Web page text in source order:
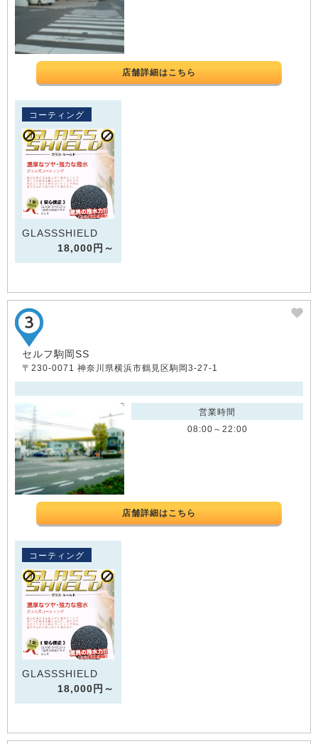
店舗詳細はこちら
コーティング
GLASSSHIELD
18,000円～
セルフ駒岡SS
〒230-0071 神奈川県横浜市鶴見区駒岡3-27-1
営業時間
08:00～22:00
店舗詳細はこちら
コーティング
GLASSSHIELD
18,000円～